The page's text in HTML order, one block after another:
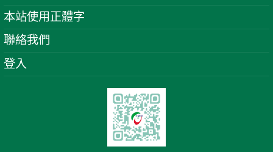
本站使用正體字
聯絡我們
登入